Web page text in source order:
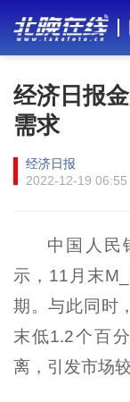
经济日报
需求
经济日报
2022-12-19 06:55
中国人民
示，11月末
期。与此同时
末低1.2个百
离，引发市场